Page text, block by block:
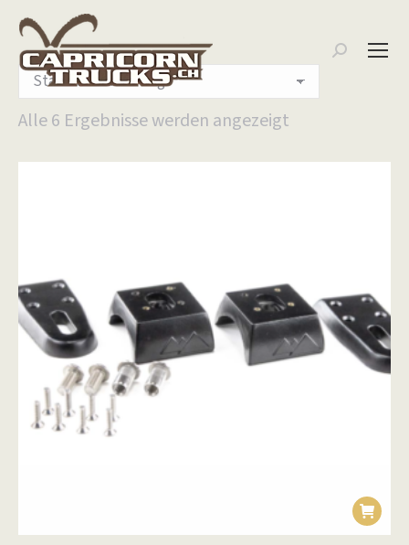
Search:
Alle 6 Ergebnisse werden angezeigt